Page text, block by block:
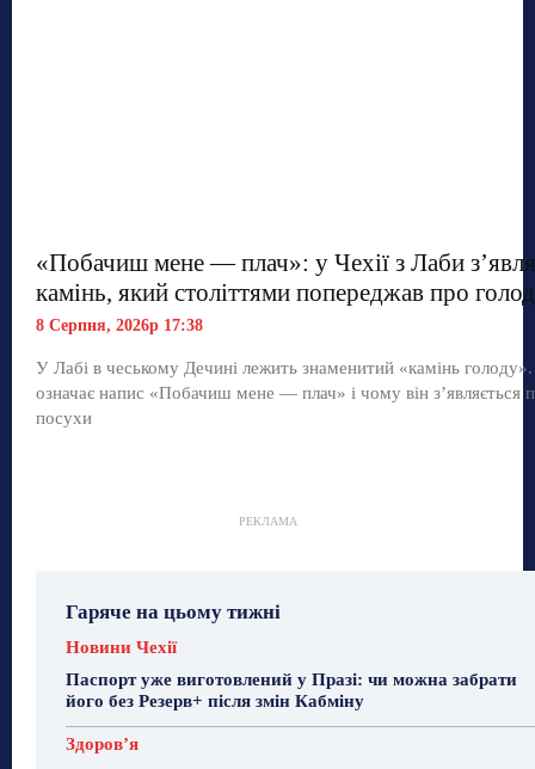
«Побачиш мене — плач»: у Чехії з Лаби
камінь, який століттями попереджав про голод
8 Серпня, 2026р 17:38
У Лабі в чеському Дечині лежить знаменитий «камінь
означає напис «Побачиш мене — плач» і чому він з’являється
посухи
РЕКЛАМА
Гаряче на цьому тижні
Новини Чехії
Паспорт уже виготовлений у Празі: чи можна забрати
його без Резерв+ після змін Кабміну
Здоровʼя